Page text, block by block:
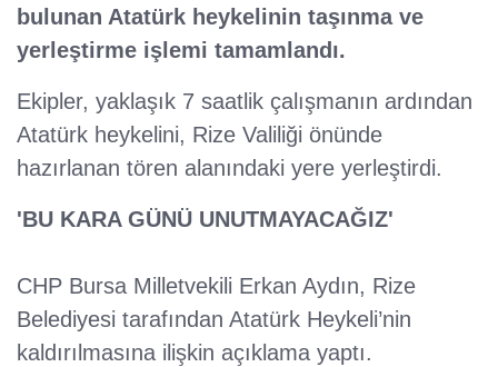
bulunan Atatürk heykelinin taşınma ve
yerleştirme işlemi tamamlandı.
Ekipler, yaklaşık 7 saatlik çalışmanın ardından
Atatürk heykelini, Rize Valiliği önünde
hazırlanan tören alanındaki yere yerleştirdi.
'BU KARA GÜNÜ UNUTMAYACAĞIZ'
CHP Bursa Milletvekili Erkan Aydın, Rize
Belediyesi tarafından Atatürk Heykeli’nin
kaldırılmasına ilişkin açıklama yaptı.